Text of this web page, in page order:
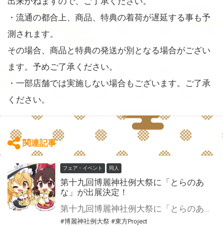
・流通の都合上、商品、特典の着荷が遅延する事も予
測されます。
その場合、商品と特典の発送が別となる場合がござい
ます。予めご了承ください。
・一部店舗では実施しない場合もございます。ご了承
ください。
関連記事
フェア・イベント 同人
第十九回博麗神社例大祭に「とらのあ
な」が出展決定！
第十九回博麗神社例大祭に「とらのあな」が出展決定！ オリジナルグッズをご用意して皆さまのご来場をお待ちしております♪ またブースではサークル様向けに委託受付所を開設します！ 会場での御納品も承りますので、是非ご利用ください！
#博麗神社例大祭 #東方Project